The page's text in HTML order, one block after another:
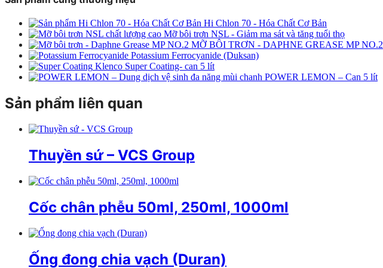
Hi Chlon 70 - Hóa Chất Cơ Bản
Mỡ bôi trơn NSL - Giảm ma sát và tăng tuổi thọ
MỠ BÔI TRƠN - DAPHNE GREASE MP NO.2
Potassium Ferrocyanide (Duksan)
Klenco Super Coating- can 5 lít
POWER LEMON – Can 5 lít
Sản phẩm liên quan
Thuyền sứ – VCS Group
Cốc chân phễu 50ml, 250ml, 1000ml
Ống đong chia vạch (Duran)